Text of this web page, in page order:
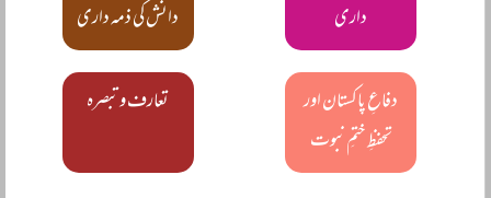
داری
دانش کی ذمہ داری
دفاعِ پاکستان اور
تحفظِ ختمِ نبوت
تعارف و تبصرہ